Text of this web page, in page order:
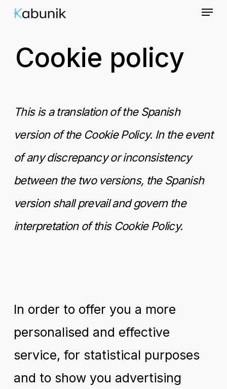
Skip
main
Menu
Cookie policy
This is a translation of the Spanish
version of the Cookie Policy. In the event
of any discrepancy or inconsistency
between the two versions, the Spanish
version shall prevail and govern the
interpretation of this Cookie Policy.
In order to offer you a more
personalised and effective
service, for statistical purposes
and to show you advertising